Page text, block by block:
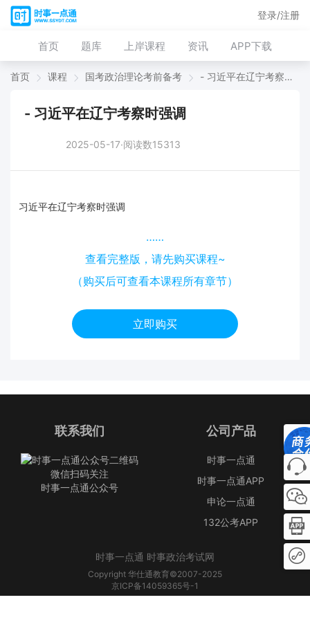
首页 题库 上岸课程 资讯 APP下载
登录/注册
首页 课程 国考政治理论考前备考 - 习近平在辽宁考察时强调
- 习近平在辽宁考察时强调
2025-05-17·阅读数15313
习近平在辽宁考察时强调
……
查看完整版，请先购买课程~
（购买后可查看本课程所有章节）
立即购买
联系我们
微信扫码关注
时事一点通公众号
公司产品
时事一点通
时事一点通APP
申论一点通
132公考APP
时事一点通 时事政治考试网
Copyright 华仕通教育©2007-2025
京ICP备14059365号-1